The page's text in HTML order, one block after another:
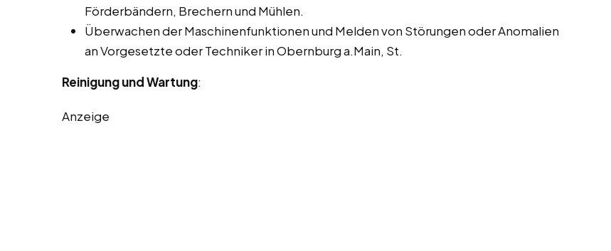
Förderbändern, Brechern und Mühlen.
Überwachen der Maschinenfunktionen und Melden von Störungen oder Anomalien
an Vorgesetzte oder Techniker in Obernburg a.Main, St.
Reinigung und Wartung:
Anzeige